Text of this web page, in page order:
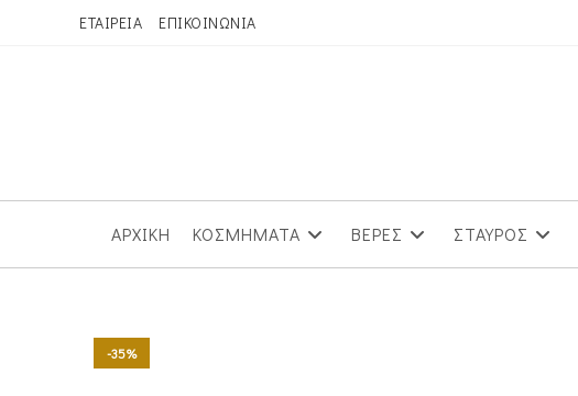
ΕΤΑΙΡΕΙΑ ΕΠΙΚΟΙΝΩΝΙΑ
ΑΡΧΙΚΗ ΚΟΣΜΗΜΑΤΑ ΒΕΡΕΣ ΣΤΑΥΡΟΣ
-35%